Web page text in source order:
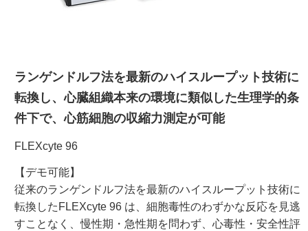
ランゲンドルフ法を最新のハイスループット技術に
転換し、心臓組織本来の環境に類似した生理学的条
件下で、心筋細胞の収縮力測定が可能
FLEXcyte 96
【デモ可能】
従来のランゲンドルフ法を最新のハイスループット技術に
転換したFLEXcyte 96 は、細胞毒性のわずかな反応を見逃
すことなく、慢性期・急性期を問わず、心毒性・安全性評
ワケンG オンラインショップ